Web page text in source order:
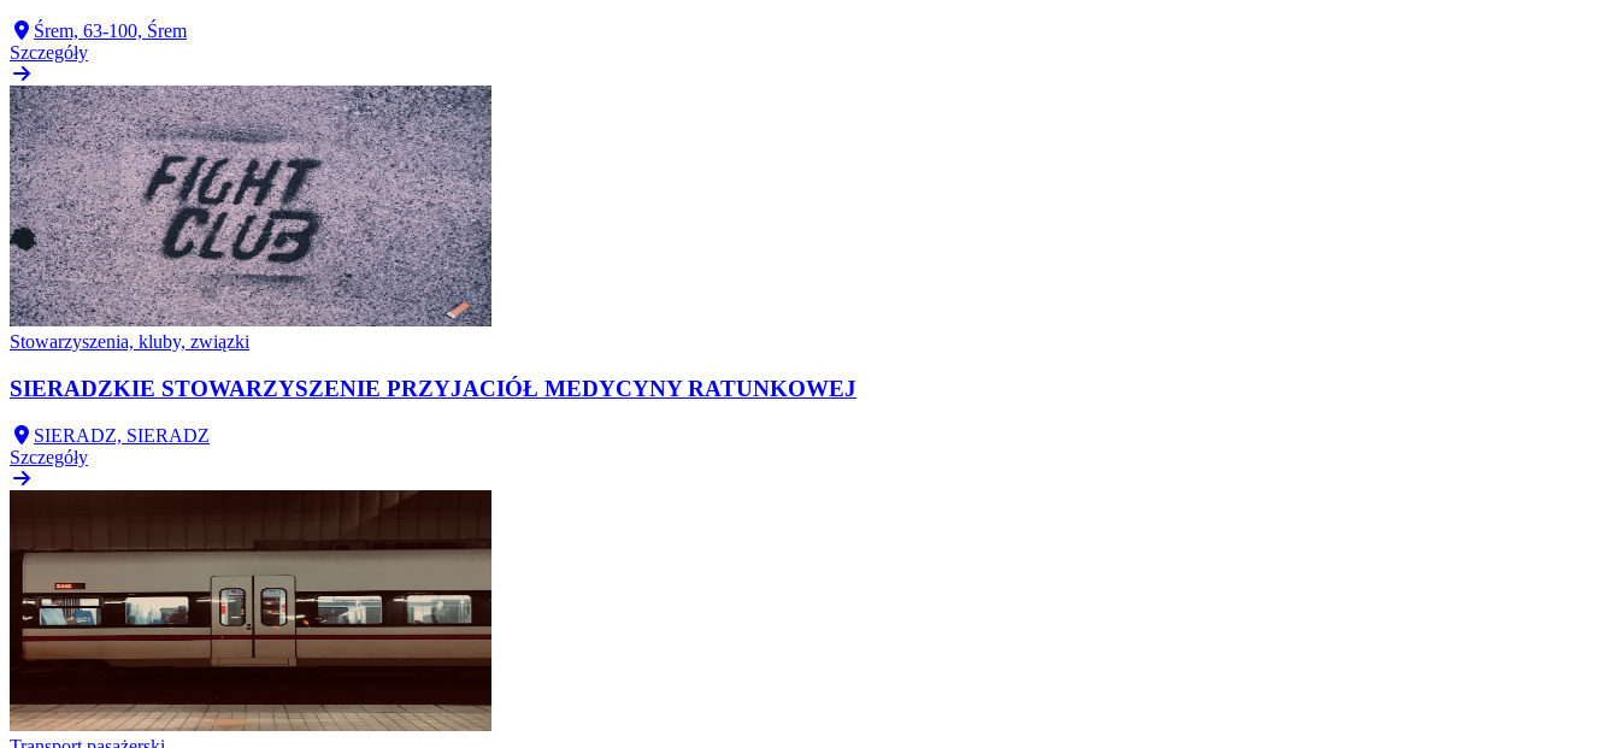
Śrem, 63-100, Śrem
Szczegóły
Stowarzyszenia, kluby, związki
SIERADZKIE STOWARZYSZENIE PRZYJACIÓŁ MEDYCYNY RATUNKOWEJ
SIERADZ, SIERADZ
Szczegóły